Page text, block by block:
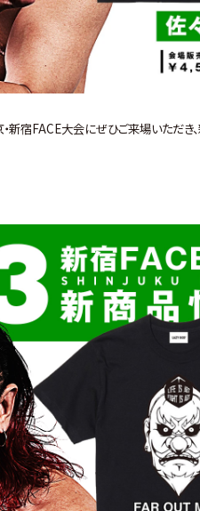
新宿FACE大会にぜひご来場いただき